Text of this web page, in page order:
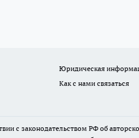
Юридическая
Как с нами связаться
с законодательством РФ об